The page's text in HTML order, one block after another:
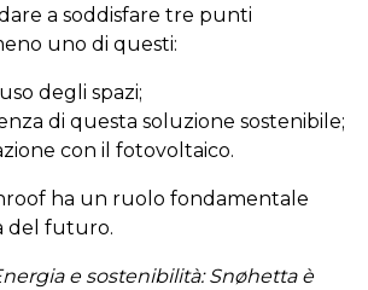
a soddisfare tre punti
uno di questi:
degli spazi;
di questa soluzione sostenibile;
con il fotovoltaico.
ha un ruolo fondamentale
del futuro.
e sostenibilità: Snøhetta è